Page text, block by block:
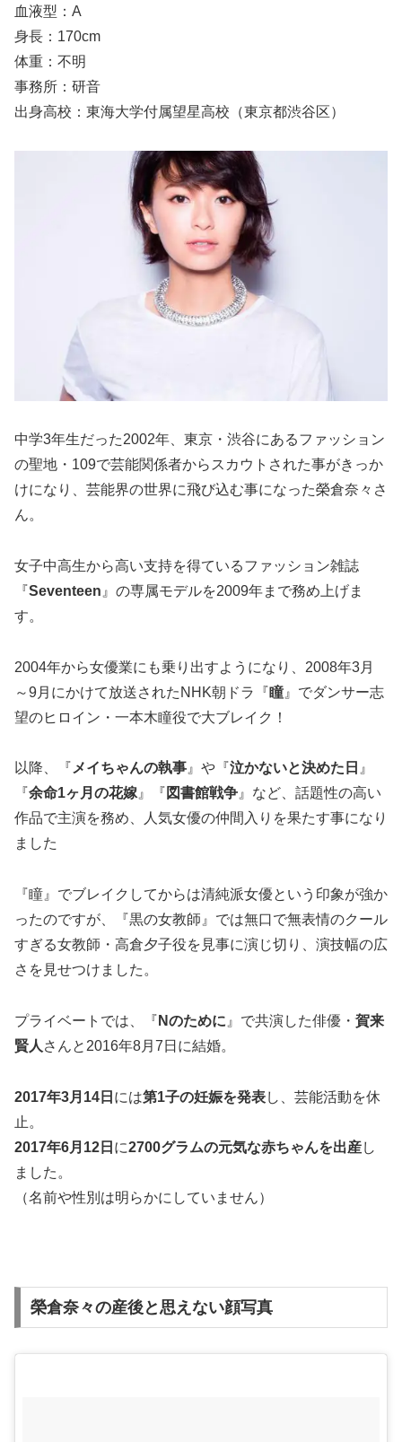
血液型：A
身長：170cm
体重：不明
事務所：研音
出身高校：東海大学付属望星高校（東京都渋谷区）
中学3年生だった2002年、東京・渋谷にあるファッション
の聖地・109で芸能関係者からスカウトされた事がきっか
けになり、芸能界の世界に飛び込む事になった榮倉奈々さ
ん。
女子中高生から高い支持を得ているファッション雑誌
『Seventeen 』の専属モデルを2009年まで務め上げま
す。
2004年から女優業にも乗り出すようになり、2008年3月
～9月にかけて放送されたNHK朝ドラ『瞳 』でダンサー志
望のヒロイン・一本木瞳役で大ブレイク！
以降、『メイちゃんの執事』や『泣かないと決めた日 』
『余命1ヶ月の花嫁』『 図書館戦争』など、話題性の高い
作品で主演を務め、人気女優の仲間入りを果たす事になり
ました
『瞳』でブレイクしてからは清純派女優という印象が強か
ったのですが、『黒の女教師』では無口で無表情のクール
すぎる女教師・高倉夕子役を見事に演じ切り、演技幅の広
さを見せつけました。
プライベートでは、『 Nのために 』で共演した俳優・賀来
賢人 さんと2016年8月7日に結婚。
2017年3月14日 には第1子の妊娠を発表し、芸能活動を休
止。
2017年6月12日 に2700グラムの元気な赤ちゃんを出産し
ました。
（名前や性別は明らかにしていません）
榮倉奈々の産後と思えない顔写真